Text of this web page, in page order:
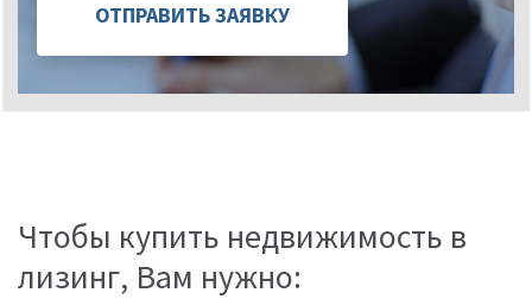
ОТПРАВИТЬ ЗАЯВКУ
Чтобы купить недвижимость в
лизинг, Вам нужно: